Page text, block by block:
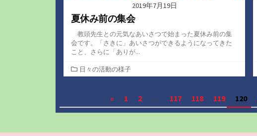
2019年7月19日
夏休み前の集会
教頭先生との元気なあいさつで始まった夏休み前の集
会です。「さきに」あいさつができるようになってきた
こと、さらに「ありが...
カ
テ
ー
日々の活動の様子
稿
の
« 1 2 … 117 118 119 120